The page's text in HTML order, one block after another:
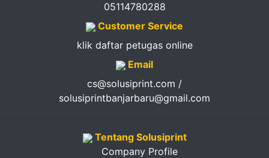
05114780288
Customer Service
klik daftar petugas online
Email
cs@solusiprint.com /
solusiprintbanjarbaru@gmail.com
Tentang Solusiprint
Company Profile